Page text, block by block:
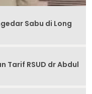
Sabu di Long
Tarif RSUD dr Abdul